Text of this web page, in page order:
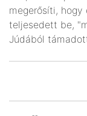
megerősíti, hogy
teljesedett be,
Júdából